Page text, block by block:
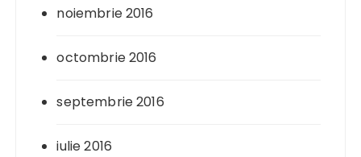
noiembrie 2016
octombrie 2016
septembrie 2016
iulie 2016